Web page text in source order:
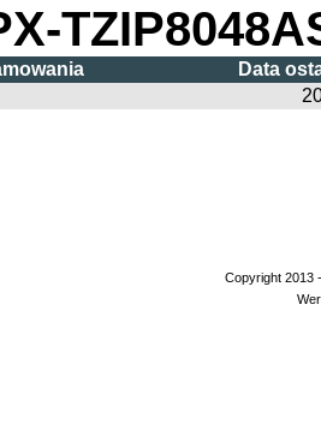
Data
Copyright 2013